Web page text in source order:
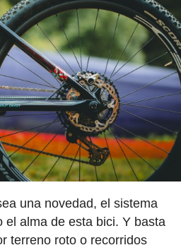
una novedad, el sistema
el alma de esta bici. Y basta
terreno roto o recorridos